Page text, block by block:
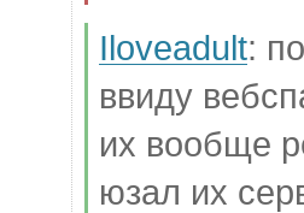
Iloveadult:
ввиду
их вообще
юзал их